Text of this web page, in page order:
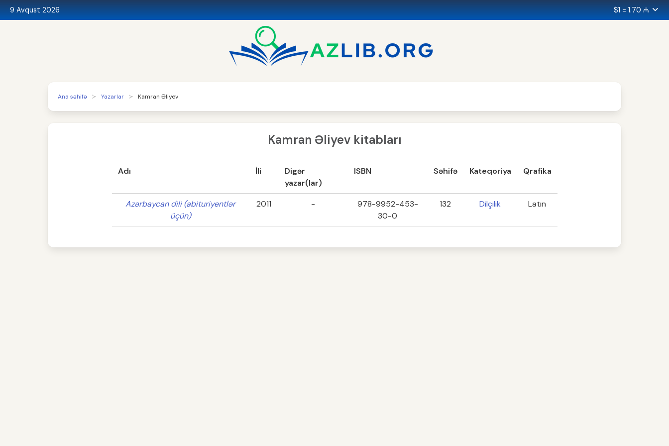
9 Avqust 2026 $1 = 1.70 ₼
Ana səhifə Yazarlar Kamran Əliyev
Kamran Əliyev kitabları
Adı İli
Digər
yazar(lar)
ISBN Səhifə Kateqoriya Qrafika
Azərbaycan dili (abituriyentlər
üçün)
2011 -
978-9952-453-
30-0
132 Dilçilik Latın